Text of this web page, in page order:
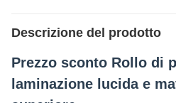
Descrizione del prodotto
Prezzo sconto Rollo di
laminazione lucida e